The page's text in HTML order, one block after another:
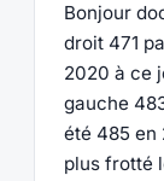
Bonjour
droit 471
2020 à ce
gauche
été 485 en
plus frotté